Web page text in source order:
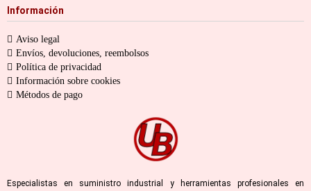
Información
Aviso legal
Envíos, devoluciones, reembolsos
Política de privacidad
Información sobre cookies
Métodos de pago
Especialistas en suministro industrial y herramientas profesionales en